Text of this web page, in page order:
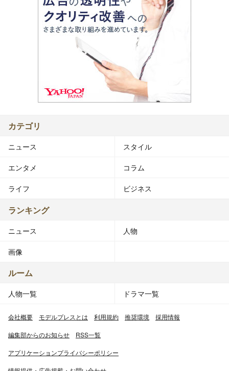
カテゴリ
ニュース スタイル
エンタメ コラム
ライフ ビジネス
ランキング
ニュース 人物
画像
ルーム
人物一覧 ドラマ一覧
会社概要 モデルプレスとは 利用規約 推奨環境 採用情報
編集部からのお知らせ RSS一覧
アプリケーションプライバシーポリシー